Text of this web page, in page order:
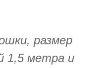
размер
1,5 метра и